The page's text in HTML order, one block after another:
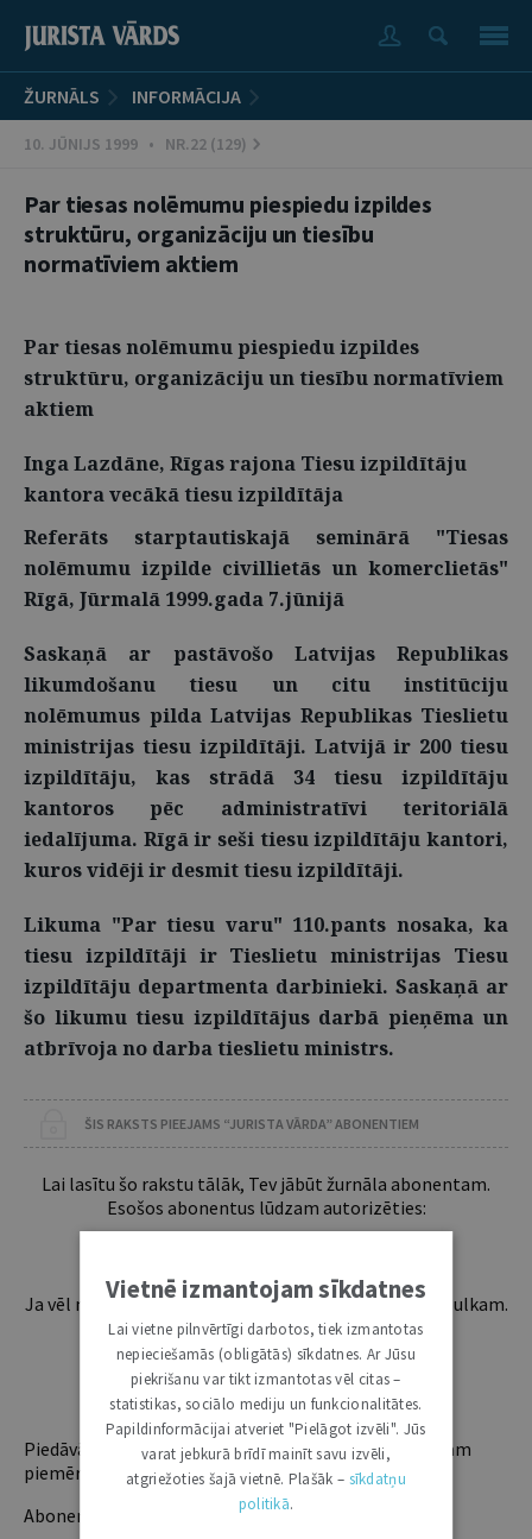
ŽURNĀLS INFORMĀCIJA
10. JŪNIJS 1999 • NR.22 (129)
Par tiesas nolēmumu piespiedu izpildes
struktūru, organizāciju un tiesību
normatīviem aktiem
Par tiesas nolēmumu piespiedu izpildes
struktūru, organizāciju un tiesību normatīviem
aktiem
Inga Lazdāne, Rīgas rajona Tiesu izpildītāju
kantora vecākā tiesu izpildītāja
Referāts starptautiskajā seminārā "Tiesas
nolēmumu izpilde civillietās un komerclietās"
Rīgā, Jūrmalā 1999.gada 7.jūnijā
Saskaņā ar pastāvošo Latvijas Republikas
likumdošanu tiesu un citu institūciju
nolēmumus pilda Latvijas Republikas Tieslietu
ministrijas tiesu izpildītāji. Latvijā ir 200 tiesu
izpildītāju, kas strādā 34 tiesu izpildītāju
kantoros pēc administratīvi teritoriālā
iedalījuma. Rīgā ir seši tiesu izpildītāju kantori,
kuros vidēji ir desmit tiesu izpildītāji.
Likuma "Par tiesu varu" 110.pants nosaka, ka
tiesu izpildītāji ir Tieslietu ministrijas Tiesu
izpildītāju departmenta darbinieki. Saskaņā ar
šo likumu tiesu izpildītājus darbā pieņēma un
atbrīvoja no darba tieslietu ministrs.
ŠIS RAKSTS PIEEJAMS “JURISTA VĀRDA” ABONENTIEM
Lai lasītu šo rakstu tālāk, Tev jābūt žurnāla abonentam.
Esošos abonentus lūdzam autorizēties:
Ja vēl neesi abonents, aicinām pievienoties lasītāju pulkam.
Iegūsi tūlītēju piekļuvi digitālajam saturam!
ABONĒT
Piedāvājam trīs abonementu veidus. Vienam lietotājam
piemērotākais ir "Mazais" (3, 6 un 12 mēnešiem).
Abonentu ieguvumi:
Vietnē izmantojam sīkdatnes
Lai vietne pilnvērtīgi darbotos, tiek izmantotas
nepieciešamās (obligātās) sīkdatnes. Ar Jūsu
piekrišanu var tikt izmantotas vēl citas –
statistikas, sociālo mediju un funkcionalitātes.
Papildinformācijai atveriet "Pielāgot izvēli". Jūs
varat jebkurā brīdī mainīt savu izvēli,
atgriežoties šajā vietnē. Plašāk – sīkdatņu
politikā.